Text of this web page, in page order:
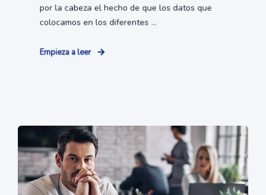
por la cabeza el hecho de que los datos que
colocamos en los diferentes ...
Empieza a leer